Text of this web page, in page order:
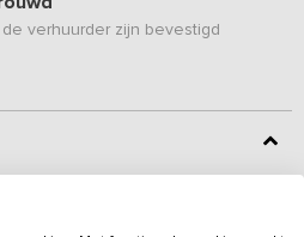
verhuurder zijn bevestigd
deze fraaie accommodatie voor